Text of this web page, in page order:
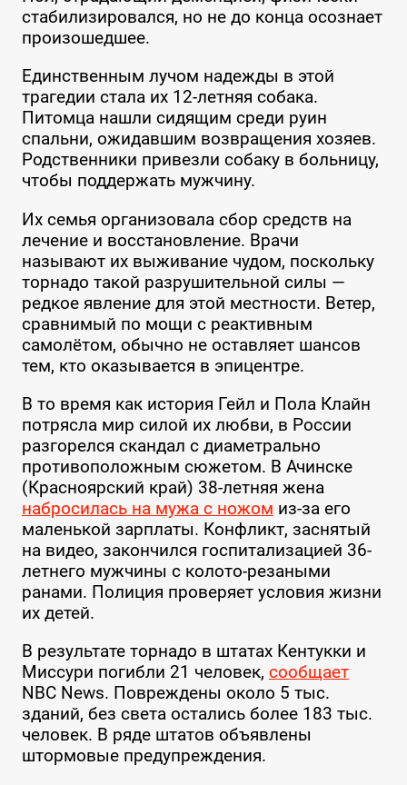
стабилизировался, но не до конца осознает
произошедшее.
Единственным лучом надежды в этой
трагедии стала их 12-летняя собака.
Питомца нашли сидящим среди руин
спальни, ожидавшим возвращения хозяев.
Родственники привезли собаку в больницу,
чтобы поддержать мужчину.
Их семья организовала сбор средств на
лечение и восстановление. Врачи
называют их выживание чудом, поскольку
торнадо такой разрушительной силы —
редкое явление для этой местности. Ветер,
сравнимый по мощи с реактивным
самолётом, обычно не оставляет шансов
тем, кто оказывается в эпицентре.
В то время как история Гейл и Пола Клайн
потрясла мир силой их любви, в России
разгорелся скандал с диаметрально
противоположным сюжетом. В Ачинске
(Красноярский край) 38-летняя жена
набросилась на мужа с ножом из-за его
маленькой зарплаты. Конфликт, заснятый
на видео, закончился госпитализацией 36-
летнего мужчины с колото-резаными
ранами. Полиция проверяет условия жизни
их детей.
В результате торнадо в штатах Кентукки и
Миссури погибли 21 человек, сообщает
NBC News. Повреждены около 5 тыс.
зданий, без света остались более 183 тыс.
человек. В ряде штатов объявлены
штормовые предупреждения.